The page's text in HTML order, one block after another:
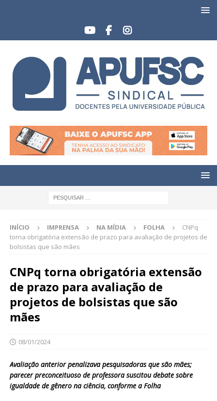
INÍCIO IMPRENSA NA MÍDIA FOLHA
CNPq
torna obrigatória extensão de prazo para avaliação de projetos de
bolsistas que são mães
CNPq torna obrigatória extensão
de prazo para avaliação de
projetos de bolsistas que são
mães
08/01/2024
Avaliação anterior penalizava pesquisadoras que são mães;
parecer preconceituoso de professora suscitou debate sobre
igualdade de gênero na ciência, conforme a Folha